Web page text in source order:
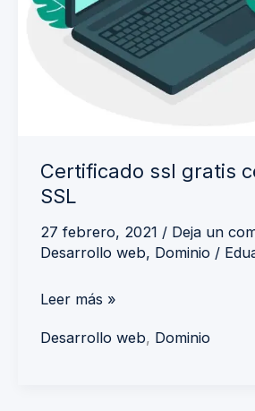
Certificado ssl gratis
SSL
27 febrero, 2021 / Deja un
Desarrollo web, Dominio /
Leer más »
Desarrollo web, Dominio